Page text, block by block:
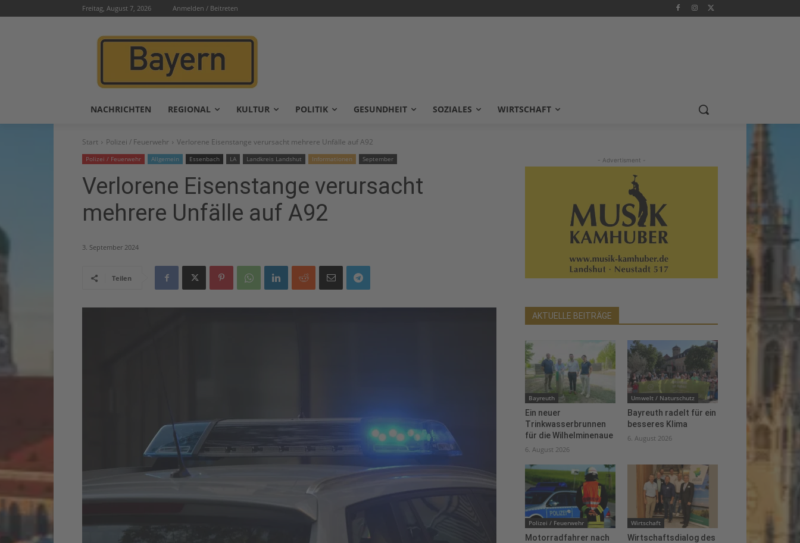
Freitag, August 7, 2026 Anmelden / Beitreten
NACHRICHTEN REGIONAL KULTUR POLITIK GESUNDHEIT SOZIALES WIRTSCHAFT
Start Polizei / Feuerwehr Verlorene Eisenstange verursacht mehrere Unfälle auf A92
Polizei / Feuerwehr Allgemein Essenbach LA Landkreis Landshut Informationen September
Verlorene Eisenstange verursacht
mehrere Unfälle auf A92
3. September 2024
Teilen
- Advertisment -
AKTUELLE BEITRÄGE
Bayreuth
Ein neuer
Trinkwasserbrunnen
für die Wilhelminenaue
6. August 2026
Umwelt / Naturschutz
Bayreuth radelt für ein
besseres Klima
6. August 2026
Polizei / Feuerwehr
Motorradfahrer nach
Wirtschaft
Wirtschaftsdialog des